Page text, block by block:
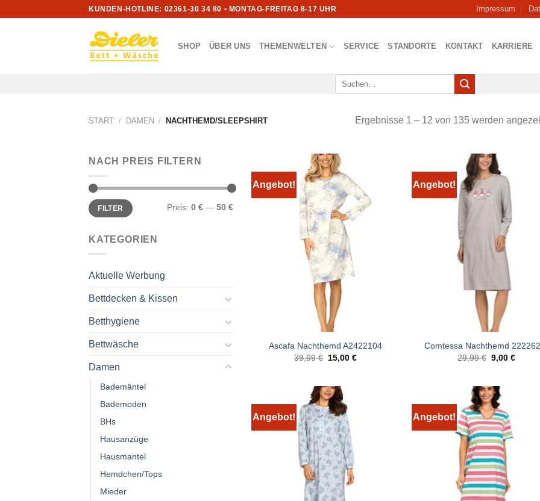
KUNDEN-HOTLINE: 02361-30 34 80 • MONTAG-FREITAG 8-17 UHR Impressum
SHOP ÜBER UNS THEMENWELTEN SERVICE STANDORTE KONTAKT KARRIERE
Suchen
START / DAMEN / NACHTHEMD/SLEEPSHIRT Ergebnisse 1 – 12 von 135 werden
NACH PREIS FILTERN
Min.
Preis
Max.
PreisFILTER Preis: 0 € — 50 €
KATEGORIEN
Aktuelle Werbung
Bettdecken & Kissen
Betthygiene
Bettwäsche
Damen
Bademäntel
Bademoden
BHs
Hausanzüge
Hausmantel
Hemdchen/Tops
Mieder
Angebot!
Ascafa Nachthemd A2422104
39,99€ Ursprünglicher
15,00€Aktueller
Angebot!
Comtessa Nachthemd
29,99€ 9,00€
Angebot! Angebot!